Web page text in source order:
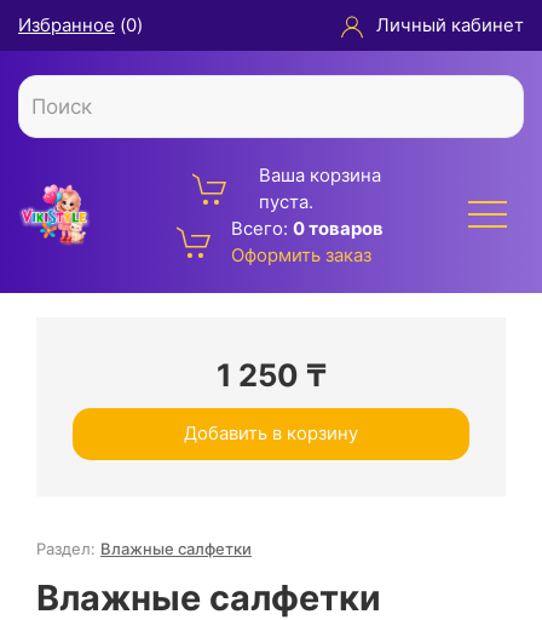
Избранное (0) Личный кабинет
Ваша корзина
пуста.
Всего: 0 товаров
Оформить заказ
1 250 ₸
Добавить в корзину
Раздел: Влажные салфетки
Влажные салфетки